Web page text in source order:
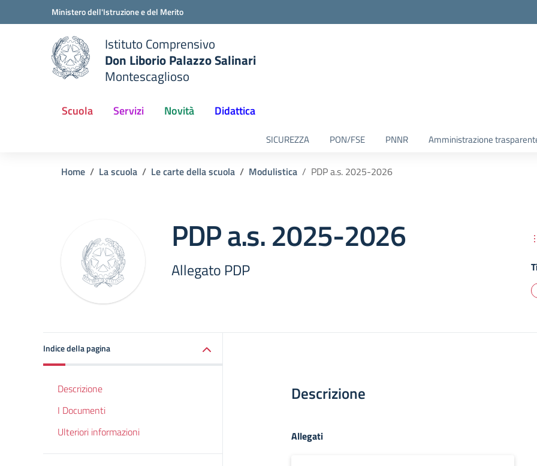
Vai ai contenuti
Vai al menu di navigazioneMinistero dell'Istruzione e del Merito
Istituto Comprensivo
Don Liborio Palazzo Salinari
Montescaglioso
Scuola Servizi Novità Didattica
SICUREZZA PON/FSE PNNR Amministrazione
Home La scuola Le carte della scuola Modulistica PDP a.s. 2025-2026
PDP a.s. 2025-2026
Allegato PDP
Indice della pagina
Descrizione
I Documenti
Ulteriori informazioni
Descrizione
Allegati